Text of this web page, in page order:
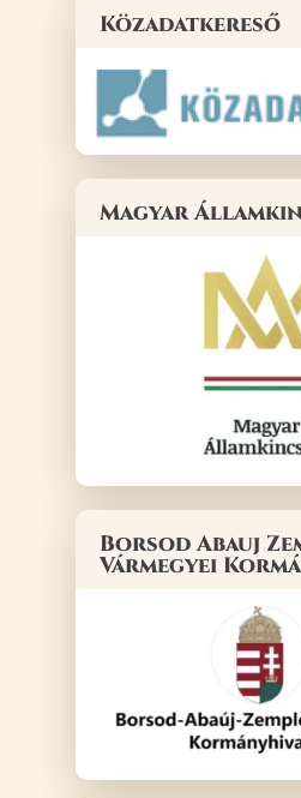
Közadatkereső
Magyar
Borsod Abauj
Vármegyei